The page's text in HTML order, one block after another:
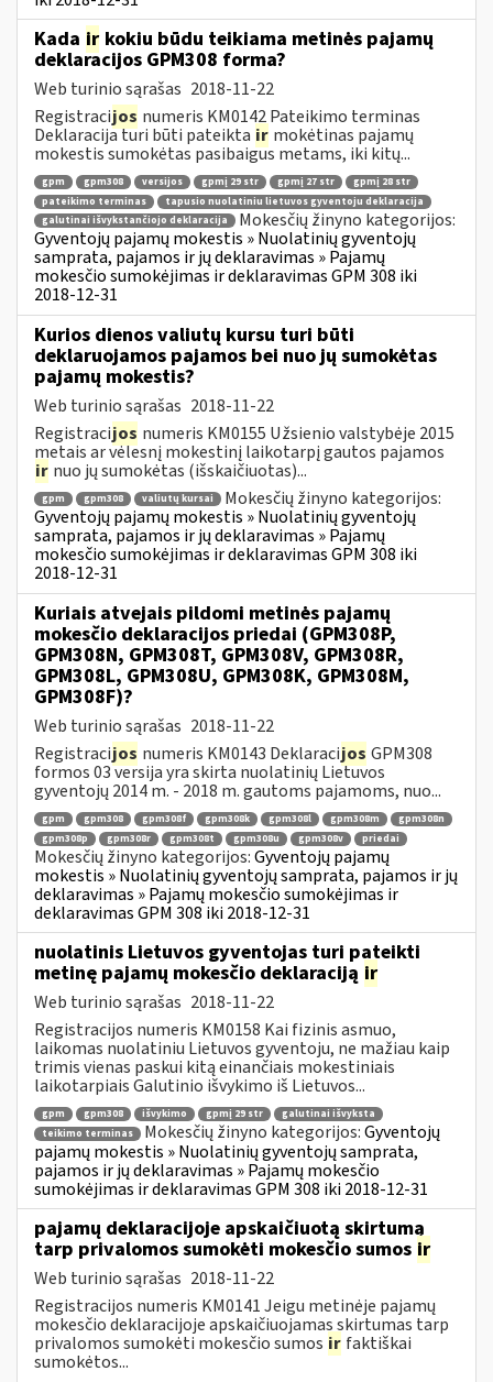
Kada ir kokiu būdu teikiama metinės pajamų
deklaracijos GPM308 forma?
Web turinio sąrašas 2018-11-22
Registracijos numeris KM0142 Pateikimo terminas
Deklaracija turi būti pateikta ir mokėtinas pajamų
mokestis sumokėtas pasibaigus metams, iki kitų...
gpm gpm308 versijos gpmį 29 str gpmį 27 str
gpmį 28 str
pateikimo terminas
tapusio nuolatiniu lietuvos gyventoju deklaracija
galutinai išvykstančiojo deklaracija
Mokesčių žinyno kategorijos:
Gyventojų pajamų mokestis » Nuolatinių gyventojų
samprata, pajamos ir jų deklaravimas » Pajamų
mokesčio sumokėjimas ir deklaravimas GPM 308 iki
2018-12-31
Kurios dienos valiutų kursu turi būti
deklaruojamos pajamos bei nuo jų sumokėtas
pajamų mokestis?
Web turinio sąrašas 2018-11-22
Registracijos numeris KM0155 Užsienio valstybėje 2015
metais ar vėlesnį mokestinį laikotarpį gautos pajamos
ir nuo jų sumokėtas (išskaičiuotas)...
gpm gpm308 valiutų kursai
Mokesčių žinyno kategorijos:
Gyventojų pajamų mokestis » Nuolatinių gyventojų
samprata, pajamos ir jų deklaravimas » Pajamų
mokesčio sumokėjimas ir deklaravimas GPM 308 iki
2018-12-31
Kuriais atvejais pildomi metinės pajamų
mokesčio deklaracijos priedai (GPM308P,
GPM308N, GPM308T, GPM308V, GPM308R,
GPM308L, GPM308U, GPM308K, GPM308M,
GPM308F)?
Web turinio sąrašas 2018-11-22
Registracijos numeris KM0143 Deklaracijos GPM308
formos 03 versija yra skirta nuolatinių Lietuvos
gyventojų 2014 m. - 2018 m. gautoms pajamoms, nuo...
gpm gpm308 gpm308f gpm308k gpm308l gpm308m
gpm308n
gpm308p
gpm308r gpm308t gpm308u gpm308v priedai
Mokesčių žinyno kategorijos:Gyventojų pajamų
mokestis » Nuolatinių gyventojų samprata, pajamos ir jų
deklaravimas » Pajamų mokesčio sumokėjimas ir
deklaravimas GPM 308 iki 2018-12-31
nuolatinis Lietuvos gyventojas turi pateikti
metinę pajamų mokesčio deklaraciją ir
Web turinio sąrašas 2018-11-22
Registracijos numeris KM0158 Kai fizinis asmuo,
laikomas nuolatiniu Lietuvos gyventoju, ne mažiau kaip
trimis vienas paskui kitą einančiais mokestiniais
laikotarpiais Galutinio išvykimo iš Lietuvos...
gpm gpm308 išvykimo gpmį 29 str
galutinai išvyksta
teikimo terminas
Mokesčių žinyno kategorijos:Gyventojų
pajamų mokestis » Nuolatinių gyventojų samprata,
pajamos ir jų deklaravimas » Pajamų mokesčio
sumokėjimas ir deklaravimas GPM 308 iki 2018-12-31
pajamų deklaracijoje apskaičiuotą skirtumą
tarp privalomos sumokėti mokesčio sumos ir
Web turinio sąrašas 2018-11-22
Registracijos numeris KM0141 Jeigu metinėje pajamų
mokesčio deklaracijoje apskaičiuojamas skirtumas tarp
privalomos sumokėti mokesčio sumos ir faktiškai
sumokėtos...